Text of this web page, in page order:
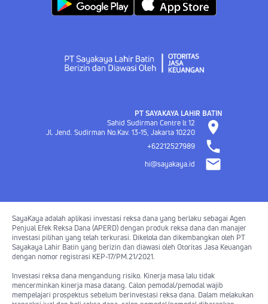
PT SAYAKAYA LAHIR BATIN
Sahid Sudirman Centre lt 12
Jl. Jend. Sudirman No.Kav. 13-15, Jakarta10220
+62212527989
hi@sayakaya.id
SayaKaya adalah aplikasi investasi reksa dana yang berlaku sebagai Agen
Penjual Efek Reksa Dana (APERD) dengan produk reksa dana dan manajer
investasi pilihan yang telah terkurasi. Dikelola dan dikembangkan oleh PT
Sayakaya Lahir Batin yang berizin dan diawasi oleh Otoritas Jasa Keuangan
dengan nomor registrasi KEP-17/PM.21/2021.
Investasi reksa dana mengandung risiko. Kinerja masa lalu tidak
mencerminkan kinerja masa datang. Calon pemodal/pemodal wajib
mempelajari prospektus sebelum berinvestasi reksa dana. Dalam melakukan